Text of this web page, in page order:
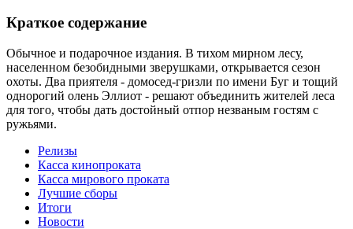
Краткое содержание
Обычное и подарочное издания. В тихом мирном лесу,
населенном безобидными зверушками, открывается сезон
охоты. Два приятеля - домосед-гризли по имени Буг и тощий
однорогий олень Эллиот - решают объединить жителей леса
для того, чтобы дать достойный отпор незваным гостям с
ружьями.
Релизы
Касса кинопроката
Касса мирового проката
Лучшие сборы
Итоги
Новости